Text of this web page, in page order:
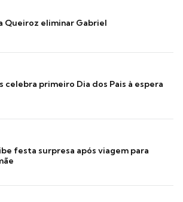
Queiroz eliminar Gabriel
celebra primeiro Dia dos Pais à espera
festa surpresa após viagem para